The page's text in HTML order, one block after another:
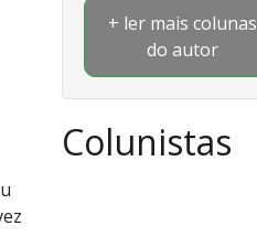
+ ler mais colunas
do autor
Colunistas